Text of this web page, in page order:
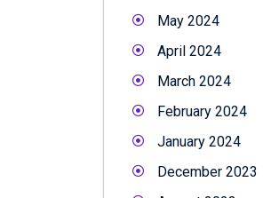
May 2024
April 2024
March 2024
February 2024
January 2024
December 2023